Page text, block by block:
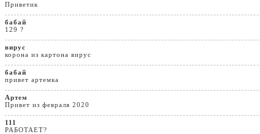
Приветик
бабай
129 ?
вирус
корона из картона вирус
бабай
привет артемка
Артем
Привет из февраля 2020
111
РАБОТАЕТ?